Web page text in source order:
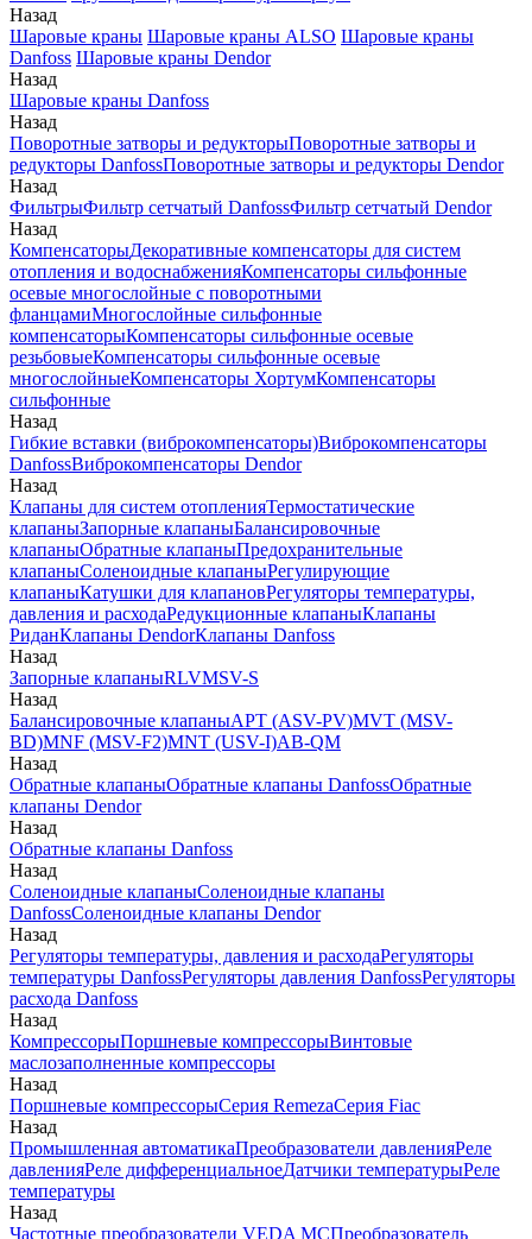
Назад
Шаровые краны Шаровые краны ALSO Шаровые краны
Danfoss Шаровые краны Dendor
Назад
Шаровые краны Danfoss
Назад
Поворотные затворы и редукторыПоворотные затворы и
редукторы DanfossПоворотные затворы и редукторы Dendor
Назад
ФильтрыФильтр сетчатый DanfossФильтр сетчатый Dendor
Назад
КомпенсаторыДекоративные компенсаторы для систем
отопления и водоснабженияКомпенсаторы сильфонные
осевые многослойные с поворотными
фланцамиМногослойные сильфонные
компенсаторыКомпенсаторы сильфонные осевые
резьбовыеКомпенсаторы сильфонные осевые
многослойныеКомпенсаторы ХортумКомпенсаторы
сильфонные
Назад
Гибкие вставки (виброкомпенсаторы)Виброкомпенсаторы
DanfossВиброкомпенсаторы Dendor
Назад
Клапаны для систем отопленияТермостатические
клапаныЗапорные клапаныБалансировочные
клапаныОбратные клапаныПредохранительные
клапаныСоленоидные клапаныРегулирующие
клапаныКатушки для клапановРегуляторы температуры,
давления и расходаРедукционные клапаныКлапаны
РиданКлапаны DendorКлапаны Danfoss
Назад
Запорные клапаныRLVMSV-S
Назад
Балансировочные клапаныAPT (ASV-PV)MVT (MSV-
BD)MNF (MSV-F2)MNT (USV-I)AB-QM
Назад
Обратные клапаныОбратные клапаны DanfossОбратные
клапаны Dendor
Назад
Обратные клапаны Danfoss
Назад
Соленоидные клапаныСоленоидные клапаны
DanfossСоленоидные клапаны Dendor
Назад
Регуляторы температуры, давления и расходаРегуляторы
температуры DanfossРегуляторы давления DanfossРегуляторы
расхода Danfoss
Назад
КомпрессорыПоршневые компрессорыВинтовые
маслозаполненные компрессоры
Назад
Поршневые компрессорыСерия RemezaСерия Fiac
Назад
Промышленная автоматикаПреобразователи давленияРеле
давленияРеле дифференциальноеДатчики температурыРеле
температуры
Назад
Частотные преобразователи VEDA MCПреобразователь